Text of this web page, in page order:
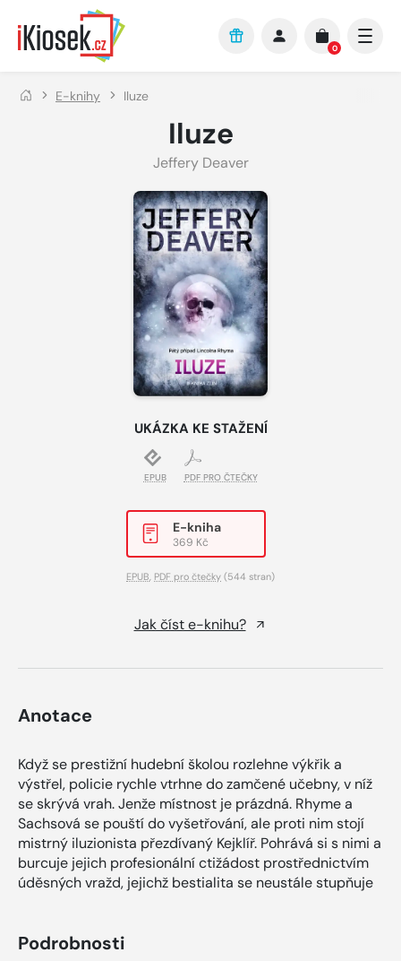
Přejít na hlavní obsah
0
E-knihy Iluze
Iluze
Jeffery Deaver
UKÁZKA KE STAŽENÍ
EPUB PDF PRO ČTEČKY
E-kniha
369 Kč
EPUB, PDF pro čtečky (544 stran)
Jak číst e-knihu?
Anotace
Když se prestižní hudební školou rozlehne výkřik a
výstřel, policie rychle vtrhne do zamčené učebny, v níž
se skrývá vrah. Jenže místnost je prázdná. Rhyme a
Sachsová se pouští do vyšetřování, ale proti nim stojí
mistrný iluzionista přezdívaný Kejklíř. Pohrává si s nimi a
burcuje jejich profesionální ctižádost prostřednictvím
úděsných vražd, jejichž bestialita se neustále stupňuje
Podrobnosti